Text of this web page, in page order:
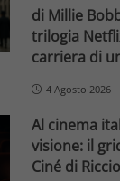
di Millie
trilogia
carriera di
4 Agosto 2026
Al cinema
visione: il
Ciné di